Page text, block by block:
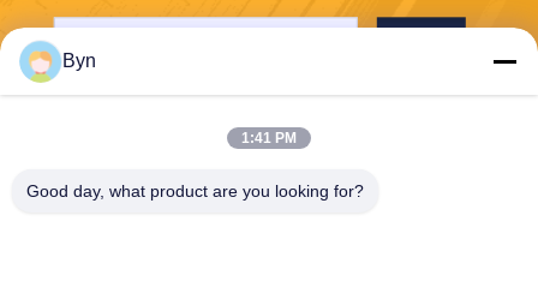
Byn
1:41 PM
Good day, what product are you looking for?